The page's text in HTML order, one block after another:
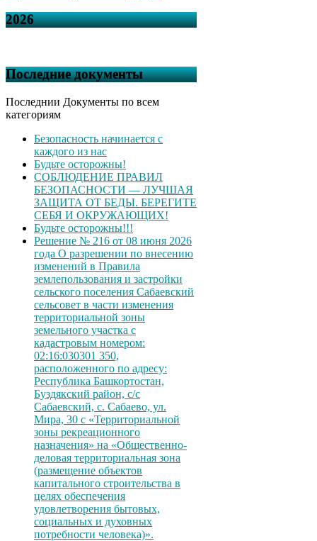
2026
Последние документы
Последнии Документы по всем
категориям
Безопасность начинается с
каждого из нас
Будьте осторожны!
СОБЛЮДЕНИЕ ПРАВИЛ
БЕЗОПАСНОСТИ — ЛУЧШАЯ
ЗАЩИТА ОТ БЕДЫ. БЕРЕГИТЕ
СЕБЯ И ОКРУЖАЮЩИХ!
Будьте осторожны!!!
Решение № 216 от 08 июня 2026
года О разрешении по внесению
изменений в Правила
землепользования и застройки
сельского поселения Сабаевский
сельсовет в части изменения
территориальной зоны
земельного участка с
кадастровым номером:
02:16:030301 350,
расположенного по адресу:
Республика Башкортостан,
Буздякский район, с/с
Сабаевский, с. Сабаево, ул.
Мира, 30 с «Территориальной
зоны рекреационного
назначения» на «Общественно-
деловая территориальная зона
(размещение объектов
капитального строительства в
целях обеспечения
удовлетворения бытовых,
социальных и духовных
потребности человека)».